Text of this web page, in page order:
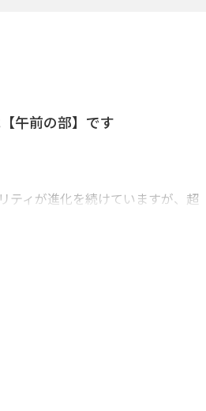
午前の部】です
ティが進化を続けていますが、超
で視認、診断が困難な病変でさ
回は、リニアプローブの性能が
器を中心に実習を行います。ま
が分からない、または異常所見に
つけることはできません。実習の
ではなく、実症例の画像を交え
に注目すべきなのか、また異常像